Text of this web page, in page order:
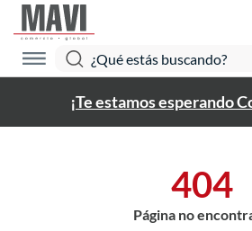
¡Te estamos esperando
404
Página no